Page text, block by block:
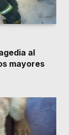
al
mayores